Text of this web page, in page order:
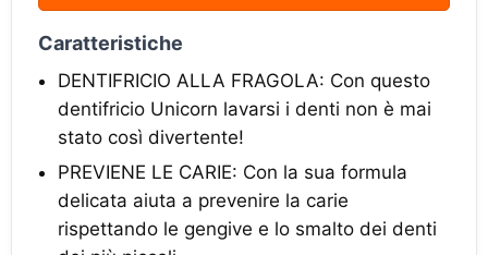
Caratteristiche
DENTIFRICIO ALLA FRAGOLA: Con questo
dentifricio Unicorn lavarsi i denti non è mai
stato così divertente!
PREVIENE LE CARIE: Con la sua formula
delicata aiuta a prevenire la carie
rispettando le gengive e lo smalto dei denti